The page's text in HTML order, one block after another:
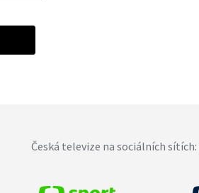
Česká televize na sociálních sítích: